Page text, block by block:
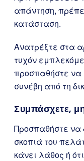
απάντηση,
κατάσταση.
Ανατρέξτε στα
τυχόν
προσπαθήστε να
συνέβη από τη
Συμπάσχετε,
Προσπαθήστε να
σκοπιά του
κάνει λάθος ή